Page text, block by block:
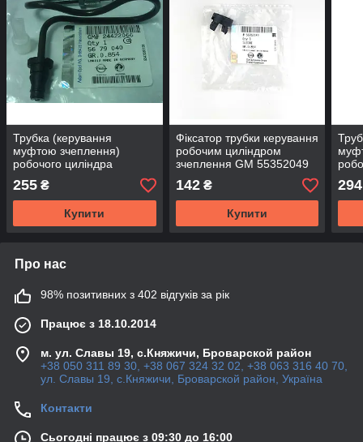
Трубка (керування
муфтою зчеплення)
робочого циліндра
зчеплення КПП F13 G17
GM 24422066 OPEL Astra-
G/H/J
255 ₴
Купити
Фіксатор трубки керування
робочим циліндром
зчеплення GM 55352049
OPEL Astra-H/J Insignia &
CHEVROLET Cruze
142₴
Купити
294
Про нас
98% позитивних з 402 відгуків за рік
Працює з 18.10.2014
м. ул. Славы 19, с.Княжичи, Броварской район
+38 050 311 89 30, +38 067 324 32 02, +38 063 316 40 70,
ул. Славы 19, с.Княжичи, Броварской район, Україна
Контакти
Сьогодні працює з 09:30 до 16:00